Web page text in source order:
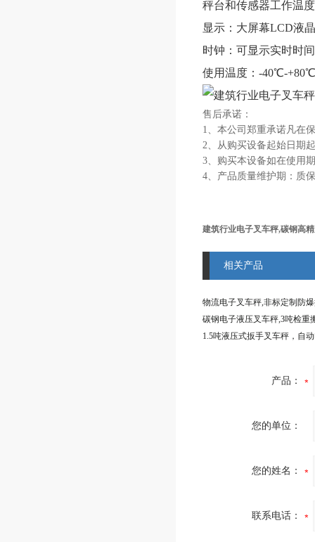
秤台和传感器工作温
显示：大屏幕LCD液
时钟：可显示实时时
使用温度： -40℃-+80℃
售后承诺：
1、本公司郑重承诺凡在
2、从购买设备起始日期
3、购买本设备如在使用
4、产品质量维护期：质
建筑行业电子叉车秤,碳钢高
相关产品
物流电子叉车秤,非标定制防
产品：
您的单位：
您的姓名：
联系电话：